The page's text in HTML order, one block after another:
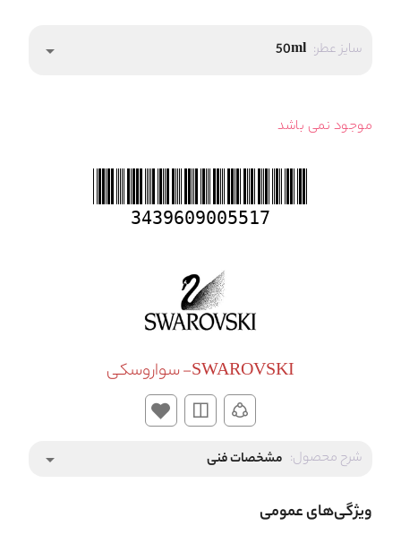
سایز عطر: 50ml
arrow_drop_down
موجود نمی باشد
3439609005517
SWAROVSKI- سواروسکی
شرح محصول: مشخصات فنی arrow_drop_down
ویژگی‌های عمومی